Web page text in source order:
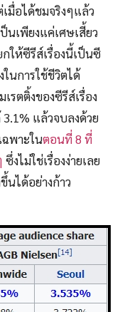
มื่อได้ชมจริงๆแล้ว
นเพียงแค่เศษเสี้ยว
ให้ซีรีส์เรื่องนี้เป็นซี
นการใช้ชีวิตได้
รตติ้งของซีรีส์เรื่อง
แล้วจบลงด้วย
ฉพาะในตอนที่ 8 ที่
ซึ่งไม่ใช่เรื่องง่ายเลย
นได้อย่างก้าว